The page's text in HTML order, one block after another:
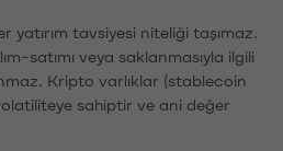
yatırım tavsiyesi niteliği taşımaz.
satımı veya saklanmasıyla ilgili
Kripto varlıklar (stablecoin
sahiptir ve ani değer